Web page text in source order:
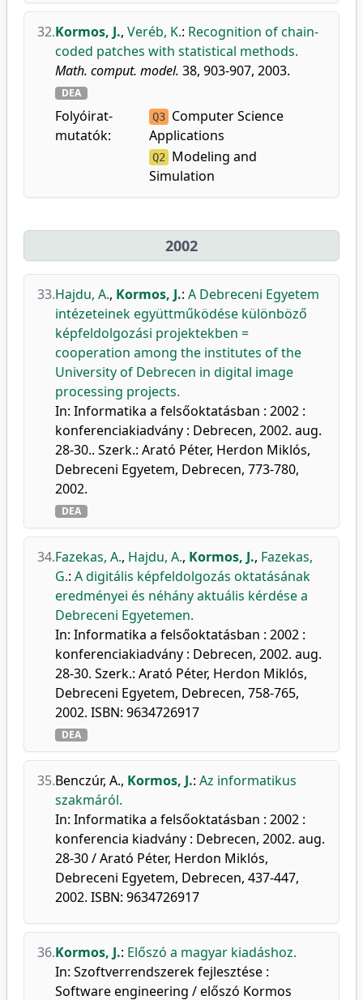
32.Kormos, J., Veréb, K.: Recognition of chain-
coded patches with statistical methods.
Math. comput. model. 38, 903-907, 2003.
DEA
Folyóirat-
mutatók:
Q3 Computer Science
Applications
Q2
Modeling and
Simulation
2002
33.Hajdu, A., Kormos, J.: A Debreceni Egyetem
intézeteinek együttműködése különböző
képfeldolgozási projektekben =
cooperation among the institutes of the
University of Debrecen in digital image
processing projects.
In: Informatika a felsőoktatásban : 2002 :
konferenciakiadvány : Debrecen, 2002. aug.
28-30.. Szerk.: Arató Péter, Herdon Miklós,
Debreceni Egyetem, Debrecen, 773-780,
2002.
DEA
34.Fazekas, A., Hajdu, A., Kormos, J., Fazekas,
G.: A digitális képfeldolgozás oktatásának
eredményei és néhány aktuális kérdése a
Debreceni Egyetemen.
In: Informatika a felsőoktatásban : 2002 :
konferenciakiadvány : Debrecen, 2002. aug.
28-30. Szerk.: Arató Péter, Herdon Miklós,
Debreceni Egyetem, Debrecen, 758-765,
2002. ISBN: 9634726917
DEA
35.Benczúr, A., Kormos, J.: Az informatikus
szakmáról.
In: Informatika a felsőoktatásban : 2002 :
konferencia kiadvány : Debrecen, 2002. aug.
28-30 / Arató Péter, Herdon Miklós,
Debreceni Egyetem, Debrecen, 437-447,
2002. ISBN: 9634726917
36.Kormos, J.: Előszó a magyar kiadáshoz.
In: Szoftverrendszerek fejlesztése :
Software engineering / előszó Kormos